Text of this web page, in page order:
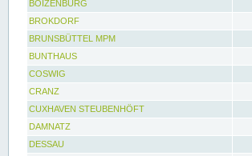
BOIZENBURG
BROKDORF
BRUNSBÜTTEL MPM
BUNTHAUS
COSWIG
CRANZ
CUXHAVEN STEUBENHÖFT
DAMNATZ
DESSAU